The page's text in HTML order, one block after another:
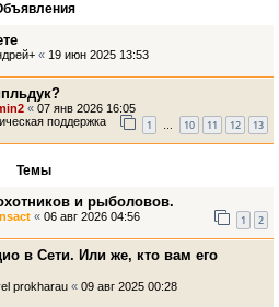
« 19 июн 2025 13:53
« 07 янв 2026 16:05
поддержка
1 … 10 11 12 13
Темы
и рыболовов.
« 06 авг 2026 04:56
1 2
в Сети. Или же, кто вам его
prokharau « 09 авг 2025 00:28